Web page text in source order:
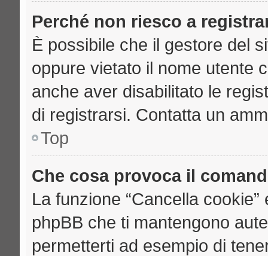
Perché non riesco a
È possibile che il gestore del
oppure vietato il nome utente
anche aver disabilitato le
di registrarsi. Contatta un
Top
Che cosa provoca il
La funzione “Cancella
phpBB che ti mantengono
permetterti ad esempio di